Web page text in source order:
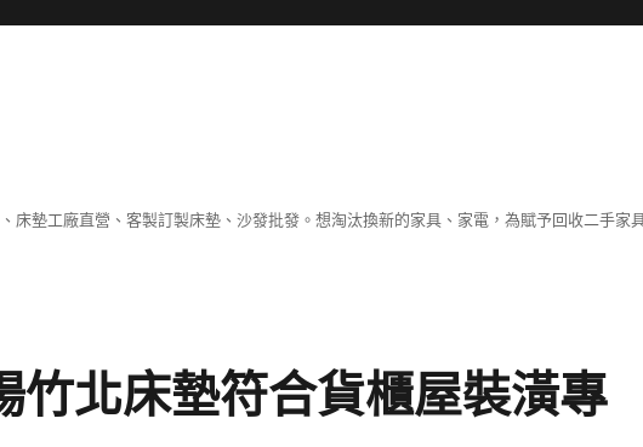
床墊工廠直營、客製訂製床墊、沙發批發。想淘汰換新的家具、家電，為賦予回收二手家
竹北床墊符合貨櫃屋裝潢專